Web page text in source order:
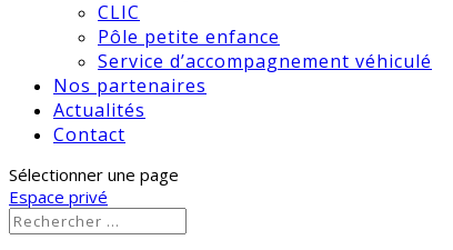
CLIC
Pôle petite enfance
Service d’accompagnement véhiculé
Nos partenaires
Actualités
Contact
Sélectionner une page
Espace privé